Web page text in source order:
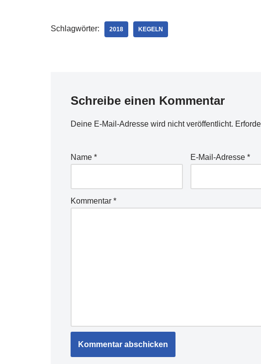
Schlagwörter: 2018 KEGELN
Schreibe einen Kommentar
Deine E-Mail-Adresse wird nicht veröffentlicht.
Name * E-Mail-Adresse*
Kommentar *